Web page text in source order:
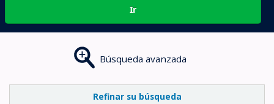
Ir
Búsqueda avanzada
Refinar su búsqueda